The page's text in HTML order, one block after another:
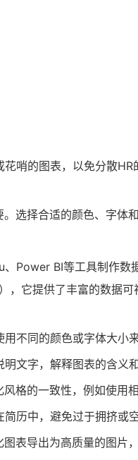
花哨的图表，以免分散
选择合适的颜色、字体
Power BI等工具制作
它提供了丰富的数据
不同的颜色或字体大小
文字，解释图表的含义
格的一致性，例如使用
历中，避免过于拥挤或空
表导出为高质量的图片